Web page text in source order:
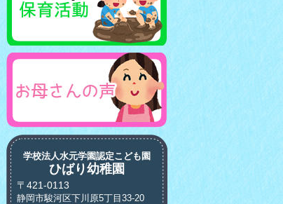
学校法人水元学園認定こども園
ひばり幼稚園
〒421-0113
静岡市駿河区下川原5丁目33-20